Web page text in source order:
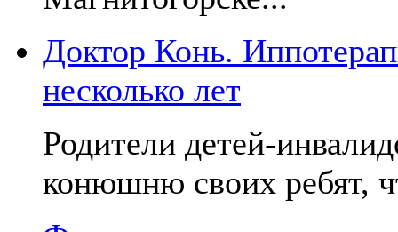
Доктор Конь.
несколько лет
Родители детей-
конюшню своих ребят,